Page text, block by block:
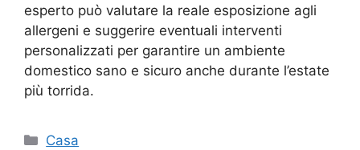
esperto può valutare la reale esposizione agli
allergeni e suggerire eventuali interventi
personalizzati per garantire un ambiente
domestico sano e sicuro anche durante l’estate
più torrida.
Categorie
Casa